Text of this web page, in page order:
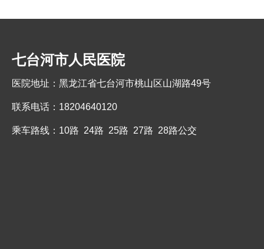
七台河市人民医院
医院地址：黑龙江省七台河市桃山区山湖路49号
联系电话：18204640120
乘车路线：10路 24路 25路 27路 28路公交